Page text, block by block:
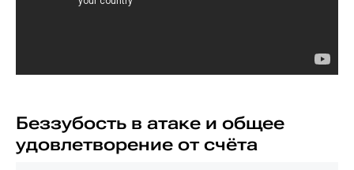
Беззубость в атаке и общее
удовлетворение от счёта